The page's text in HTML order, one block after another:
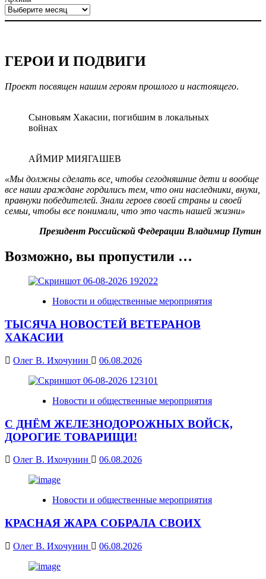
ГЕРОИ И ПОДВИГИ
Проект посвящен нашим героям прошлого и настоящего.
Сыновьям Хакасии, погибшим в локальных
войнах
АЙМИР МИЯГАШЕВ
«Мы должны сделать все, чтобы сегодняшние дети и вообще
все наши граждане гордились тем, что они наследники, внуки,
правнуки победителей. Знали героев своей страны и своей
семьи, чтобы все понимали, что это часть нашей жизни»
Президент Российской Федерации Владимир Путин
Возможно, вы пропустили …
Новости и общественные мероприятия
ТЫСЯЧА НОВОСТЕЙ ВЕТЕРАНОВ
ХАКАСИИ
Олег В. Ихочунин 06.08.2026
Новости и общественные мероприятия
С ДНЁМ ЖЕЛЕЗНОДОРОЖНЫХ ВОЙСК,
ДОРОГИЕ ТОВАРИЩИ!
Олег В. Ихочунин 06.08.2026
Новости и общественные мероприятия
КРАСНАЯ ЖАРА СОБРАЛА СВОИХ
Олег В. Ихочунин 06.08.2026